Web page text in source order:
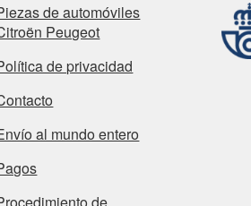
de automóviles
Peugeot
de privacidad
al mundo entero
de